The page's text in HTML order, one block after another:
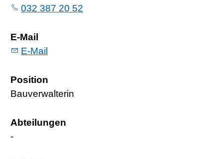
032 387 20 52
E-Mail
E-Mail
Position
Bauverwalterin
Abteilungen
-